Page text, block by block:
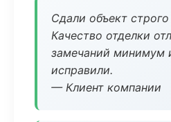
Сдали объект
Качество отделки
замечаний минимум
исправили.
— Клиент компании